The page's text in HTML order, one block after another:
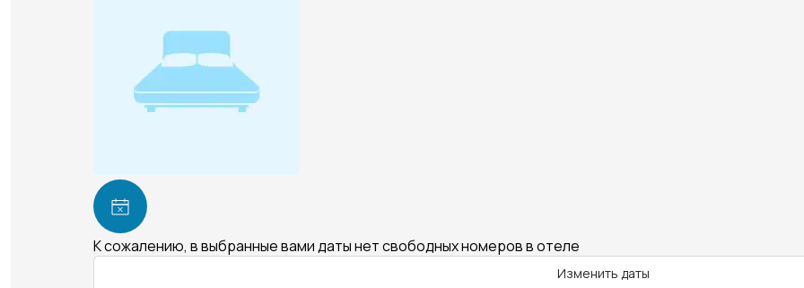
К сожалению, в выбранные вами даты нет свободных номеров в отеле
Изменить даты